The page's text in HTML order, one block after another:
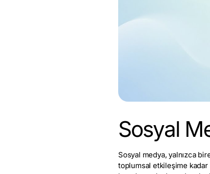
Sosyal
Sosyal medya, yalnızca
toplumsal etkileşime kadar